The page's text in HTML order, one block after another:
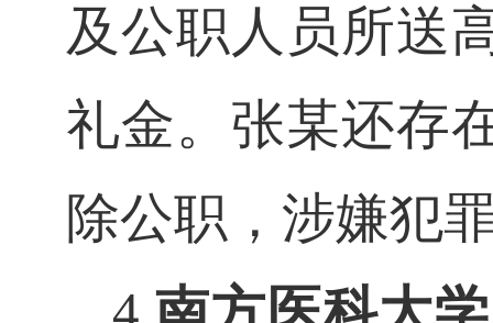
及公职人员所送
礼金。张某还存
除公职，涉嫌犯